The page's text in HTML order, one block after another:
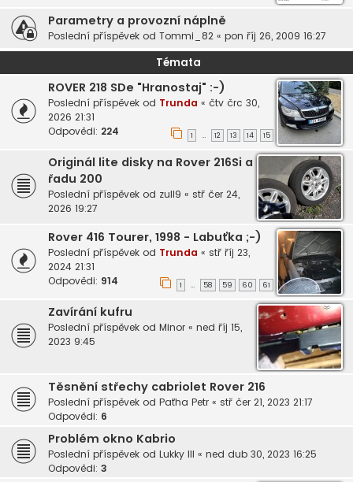
Parametry a provozní náplně
Poslední příspěvek od Tommi_82 « pon říj 26, 2009 16:27
Témata
ROVER 218 SDe "Hranostaj" :-)
Poslední příspěvek od Trunda « čtv črc 30,
2026 21:31
Odpovědi: 224 1 … 12 13 14 15
Originál lite disky na Rover 216Si a
řadu 200
Poslední příspěvek od zull9 « stř čer 24,
2026 19:27
Rover 416 Tourer, 1998 - Labuťka ;-)
Poslední příspěvek od Trunda « stř říj 23,
2024 21:31
Odpovědi: 914 1 … 58 59 60 61
Zavírání kufru
Poslední příspěvek od Minor « ned říj 15,
2023 9:45
Těsnění střechy cabriolet Rover 216
Poslední příspěvek od Paťha Petr « stř čer 21, 2023 21:17
Odpovědi: 6
Problém okno Kabrio
Poslední příspěvek od Lukky III « ned dub 30, 2023 16:25
Odpovědi: 3